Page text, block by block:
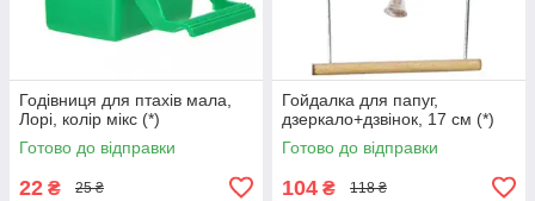
Годівниця для птахів мала,
Лорі, колір мікс (*)
Готово до відправки
22 ₴ 25 ₴
Гойдалка для папуг,
дзеркало+дзвінок, 17 см (*)
Готово до відправки
104 ₴ 118 ₴